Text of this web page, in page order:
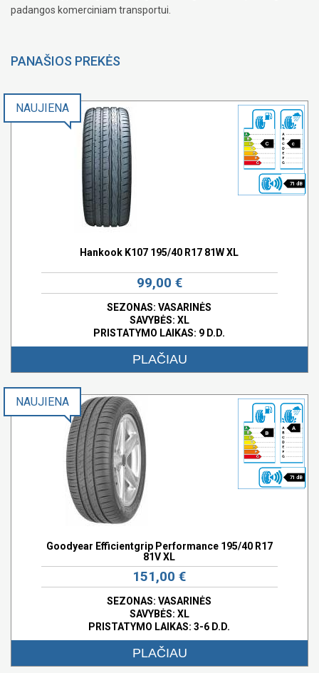
padangos komerciniam transportui.
PANAŠIOS PREKĖS
C c
71 dB
NAUJIENA
Hankook K107 195/40 R17 81W XL
99,00 €
SEZONAS: VASARINĖS
SAVYBĖS: XL
PRISTATYMO LAIKAS: 9 D.D.
PLAČIAU
B
A
71 dB
NAUJIENA
Goodyear Efficientgrip Performance 195/40 R17
81V XL
151,00 €
SEZONAS: VASARINĖS
SAVYBĖS: XL
PRISTATYMO LAIKAS: 3-6 D.D.
PLAČIAU